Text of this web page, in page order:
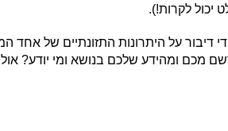
יכול לקרות!).
דיבור על היתרונות התזונתיים של אחד
מכם ומהידע שלכם בנושא ומי יודע?